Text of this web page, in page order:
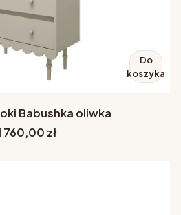
Do
koszyka
Babushka oliwka
760,00 zł